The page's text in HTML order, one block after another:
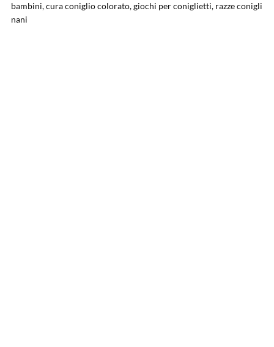
bambini, cura coniglio colorato, giochi per coniglietti, razze conigli
nani